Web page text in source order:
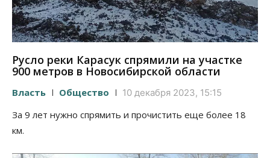
Русло реки Карасук спрямили на участке
900 метров в Новосибирской области
Власть Общество 10 декабря 2023, 15:15
За 9 лет нужно спрямить и прочистить еще более 18
км.